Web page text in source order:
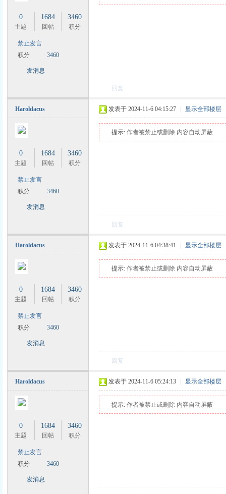
0
主题
1684
回帖
3460
积分
禁止发言
积分
3460
发消息
回复
Haroldacus
0
主题
1684
回帖
3460
积分
禁止发言
积分
3460
发消息
发表于 2024-11-6 04:15:27 显示全部楼层
提示: 作者被禁止或删除 内容自动屏蔽
回复
Haroldacus
0
主题
1684
回帖
3460
积分
禁止发言
积分
3460
发消息
发表于 2024-11-6 04:38:41 显示全部楼层
提示: 作者被禁止或删除 内容自动屏蔽
回复
Haroldacus
0
主题
1684
回帖
3460
积分
禁止发言
积分
3460
发消息
发表于 2024-11-6 05:24:13 显示全部楼层
提示: 作者被禁止或删除 内容自动屏蔽